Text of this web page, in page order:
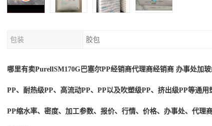
包装 胶包
哪里有卖PurellSM170G 巴塞尔PP经销商代理商经销商 办事处加
PP、耐热级PP、高流动PP、PP以及吹塑级PP、挤出级PP等通用
PP缩水率、密度、加工参数、报价、行情、价格、办事处、代理